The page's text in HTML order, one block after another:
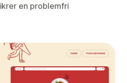
en problemfri